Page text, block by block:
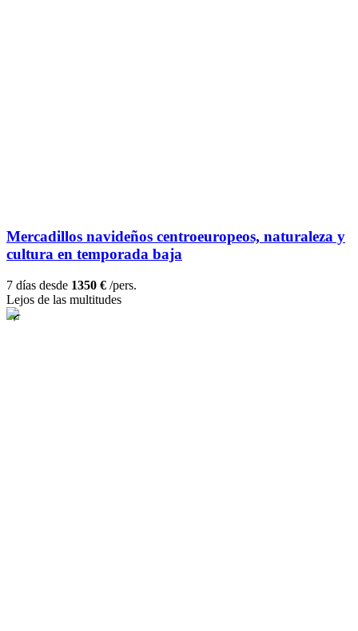
Mercadillos navideños centroeuropeos, naturaleza y
cultura en temporada baja
7 días desde 1350 € /pers.
Lejos de las multitudes